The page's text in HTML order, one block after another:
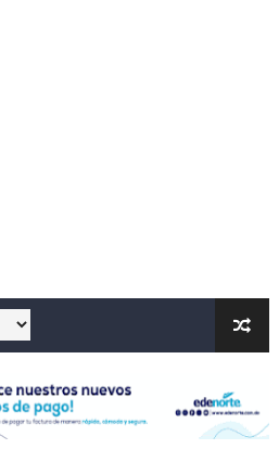
OLIVO
¿hasta dónde puede
a $58.44; el euro subió a